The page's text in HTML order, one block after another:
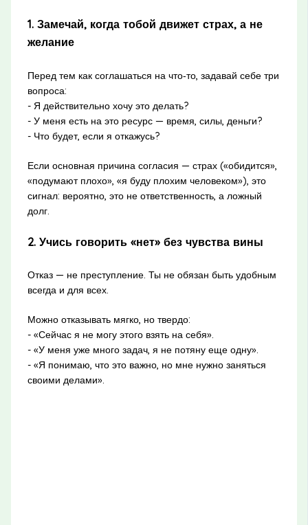
1. Замечай, когда тобой движет страх, а не
желание
Перед тем как соглашаться на что‑то, задавай себе три
вопроса:
- Я действительно хочу это делать?
- У меня есть на это ресурс — время, силы, деньги?
- Что будет, если я откажусь?
Если основная причина согласия — страх («обидится»,
«подумают плохо», «я буду плохим человеком»), это
сигнал: вероятно, это не ответственность, а ложный
долг.
2. Учись говорить «нет» без чувства вины
Отказ — не преступление. Ты не обязан быть удобным
всегда и для всех.
Можно отказывать мягко, но твердо:
- «Сейчас я не могу этого взять на себя».
- «У меня уже много задач, я не потяну еще одну».
- «Я понимаю, что это важно, но мне нужно заняться
своими делами».